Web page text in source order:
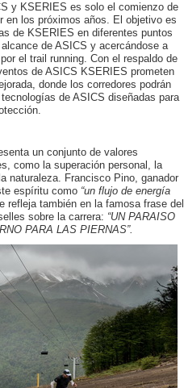
y KSERIES es solo el comienzo de
en los próximos años. El objetivo es
de KSERIES en diferentes puntos
de ASICS y acercándose a
el trail running. Con el respaldo de
de ASICS KSERIES prometen
donde los corredores podrán
de ASICS diseñadas para
un conjunto de valores
como la superación personal, la
naturaleza. Francisco Pino, ganador
espíritu como “un flujo de energía
refleja también en la famosa frase del
sobre la carrera: “UN PARAISO
PARA LAS PIERNAS”.